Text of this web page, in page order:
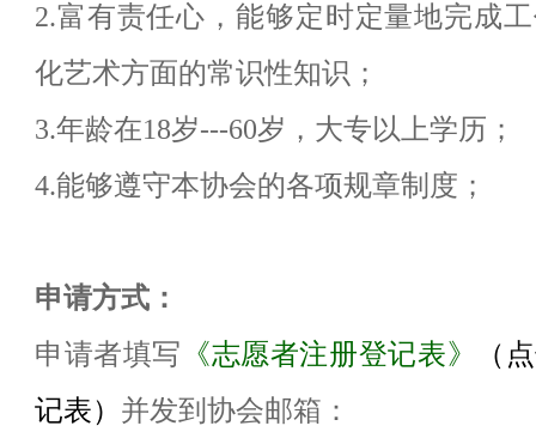
2.富有责任心，能够定时定量地完成
化艺术方面的常识性知识；
3.年龄在18岁---60岁，大专以上学历；
4.能够遵守本协会的各项规章制度；
申请方式：
申请者填写 《志愿者注册登记表》
（
记表） 并发到协会邮箱：